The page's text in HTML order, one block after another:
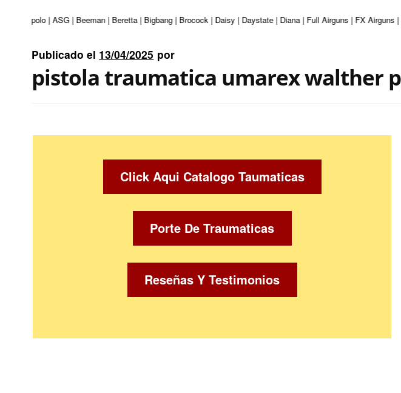
| Apolo | ASG | Beeman | Beretta | Bigbang | Brocock | Daisy | Daystate | Diana | Full Airguns | FX Airguns |
Publicado el 13/04/2025 por
pistola traumatica umarex walther
Click Aqui Catalogo Taumaticas
Porte De Traumaticas
Reseñas Y Testimonios